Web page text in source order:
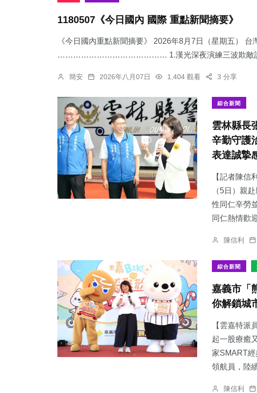
1180507《今日國內 國際 重點新聞摘要》
《今日國內重點新聞摘要》 2026年8月7日（星期五） 台
…………………………………… 1.漢光深夜演練三波欺敵護總
簡安 2026年八月07日 1,404 觀看 3 分享
綜合新聞
雲林縣長
辛勤守護
表達誠摯
【記者陳信
（5日）親
性同仁辛勞
同仁熱情歡
陳信利
綜合新聞
嘉義市「
你解鎖城
【雲嘉特派
起一股療癒
家SMART
領航員，陸
陳信利
210 +
旅遊
906+
綜合新聞
94
農業